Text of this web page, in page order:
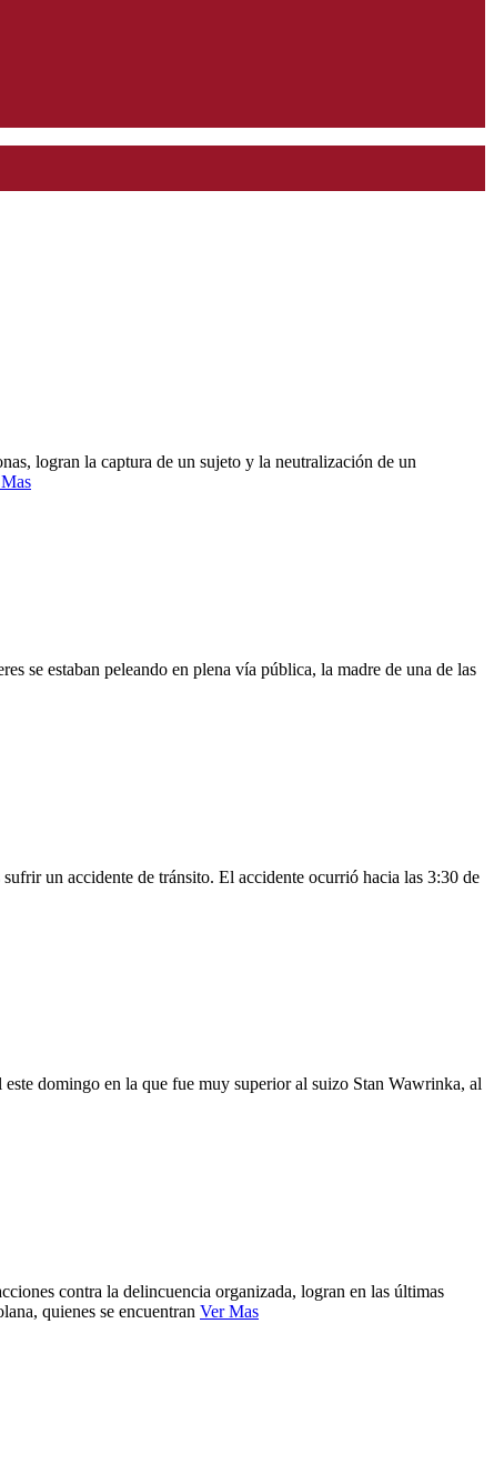
logran la captura de un sujeto y la neutralización de un
se estaban peleando en plena vía pública, la madre de una de las
un accidente de tránsito. El accidente ocurrió hacia las 3:30 de
domingo en la que fue muy superior al suizo Stan Wawrinka, al
contra la delincuencia organizada, logran en las últimas
quienes se encuentran Ver Mas